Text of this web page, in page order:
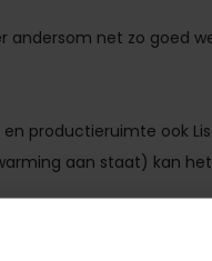
andersom net zo goed
productieruimte ook
aan staat) kan